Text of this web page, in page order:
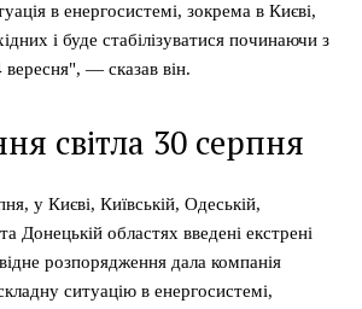
в енергосистемі, зокрема в Києві,
і буде стабілізуватися починаючи з
вересня", — сказав він.
світла 30 серпня
у Києві, Київській, Одеській,
Донецькій областях введені екстрені
розпорядження дала компанія
ситуацію в енергосистемі,